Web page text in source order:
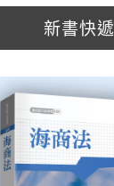
新書快遞